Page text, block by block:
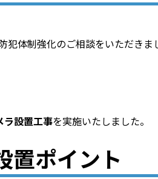
体制強化のご相談をいただきま
ラ設置工事を実施いたしました。
置ポイント